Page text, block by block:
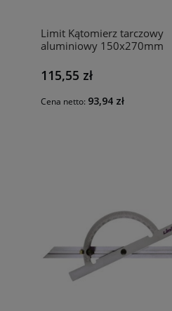
Limit Kątomierz tarczowy
aluminiowy 150x270mm
115,55 zł
Cena netto: 93,94 zł